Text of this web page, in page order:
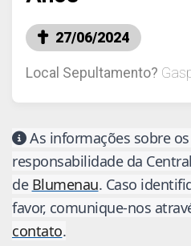
27/06/2024
Local Sepultamento?
As informações sobre
responsabilidade da
de Blumenau. Caso
favor, comunique-nos
contato.